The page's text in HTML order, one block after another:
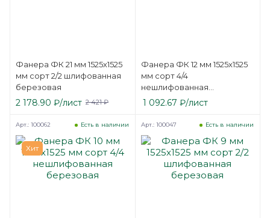
Фанера ФК 21 мм 1525х1525
мм сорт 2/2 шлифованная
березовая
2 178.90 ₽/лист 2 421₽
Фанера ФК 12 мм 1525х1525
мм сорт 4/4
нешлифованная
березовая
1 092.67 ₽/лист
Хит
Есть в наличии
Арт.: 100062 Есть в наличии
Арт.: 100047